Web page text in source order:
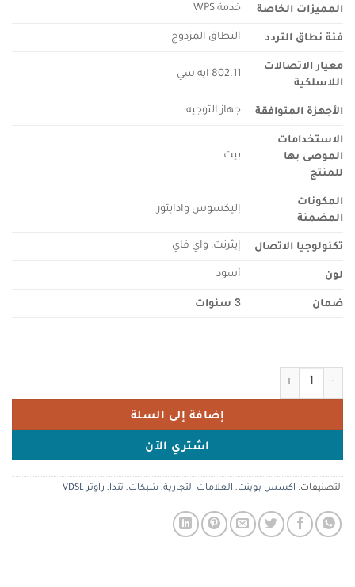
المميزات الخاصة خدمة WPS
فئة نطاق التردد النطاق المزدوج
معيار الاتصالات
اللاسلكية
802.11 ايه سي
الأجهزة المتوافقة جهاز التوجيه
الاستخدامات
الموصى بها
للمنتج
بيت
المكونات
المضمنة
إليكسوس وادابتور
تكنولوجيا الاتصال إيثرنت، واي فاي
لون أسود
ضمان 3 سنوات
إضافة إلى السلة
اشتري الآن
التصنيفات: اكسس بوينت, العلامات التجارية, شبكات, تندا, راوتر VDSL